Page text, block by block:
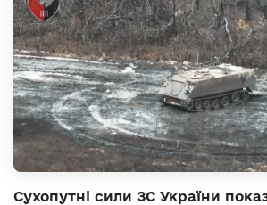
Сухопутні сили ЗС України